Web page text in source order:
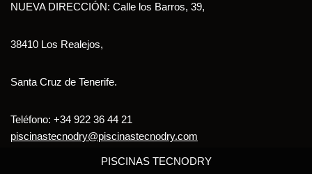
NUEVA DIRECCIÓN: Calle los Barros, 39,
38410 Los Realejos,
Santa Cruz de Tenerife.
Teléfono: +34 922 36 44 21
piscinastecnodry@piscinastecnodry.com
PISCINAS TECNODRY